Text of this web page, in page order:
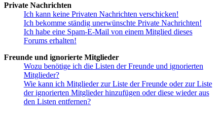
Private Nachrichten
Ich kann keine Privaten Nachrichten verschicken!
Ich bekomme ständig unerwünschte Private Nachrichten!
Ich habe eine Spam-E-Mail von einem Mitglied dieses
Forums erhalten!
Freunde und ignorierte Mitglieder
Wozu benötige ich die Listen der Freunde und ignorierten
Mitglieder?
Wie kann ich Mitglieder zur Liste der Freunde oder zur Liste
der ignorierten Mitglieder hinzufügen oder diese wieder aus
den Listen entfernen?